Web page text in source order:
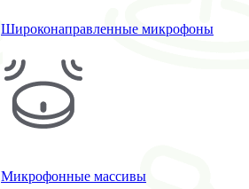
Широконаправленные микрофоны
Микрофонные массивы